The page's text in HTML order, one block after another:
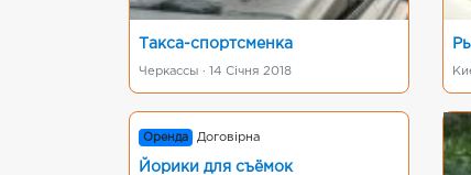
Такса-спортсменка
Черкассы · 14 Січня 2018
Оренда Договірна
Йорики для съёмок